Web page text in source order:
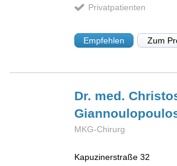
Privatpatienten
Empfehlen Zum
Dr. med.
MKG-Chirurg
Kapuzinerstraße 32